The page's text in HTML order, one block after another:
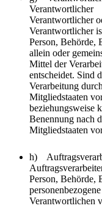
Verantwortlicher
Verantwortlicher
Verantwortlicher
Person, Behörde,
allein oder
Mittel der
entscheidet. Sind
Verarbeitung
Mitgliedstaaten
beziehungsweise
Benennung nach
Mitgliedstaaten
h)
Person, Behörde,
Verantwortlichen